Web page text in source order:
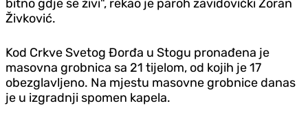
bitno gdje se živi", rekao je paroh zavidovićki Zoran
Živković.
Kod Crkve Svetog Đorđa u Stogu pronađena je
masovna grobnica sa 21 tijelom, od kojih je 17
obezglavljeno. Na mjestu masovne grobnice danas
je u izgradnji spomen kapela.